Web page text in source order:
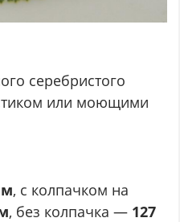
серебристого
или моющими
, с колпачком на
, без колпачка — 127